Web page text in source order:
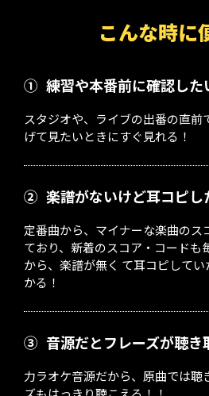
こんな時に
① 練習や本番前に確認した
スタジオや、ライブの出番の直前
げて見たいときにすぐ見れる！
② 楽譜がないけど耳コピし
定番曲から、マイナーな楽曲のス
ており、新着のスコア・コードも
から、楽譜が無く て耳コピして
かる！
③ 音源だとフレーズが聴
力ラオケ音源だから、原曲では聴